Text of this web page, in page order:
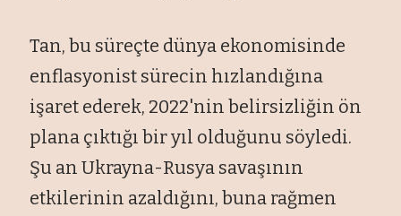
Tan, bu süreçte dünya ekonomisinde
enflasyonist sürecin hızlandığına
işaret ederek, 2022'nin belirsizliğin ön
plana çıktığı bir yıl olduğunu söyledi.
Şu an Ukrayna-Rusya savaşının
etkilerinin azaldığını, buna rağmen